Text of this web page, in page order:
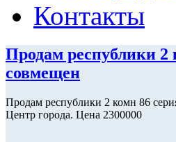
Контакты
Продам республики 2
совмещен
Продам республики 2 комн 86
Центр города. Цена 2300000